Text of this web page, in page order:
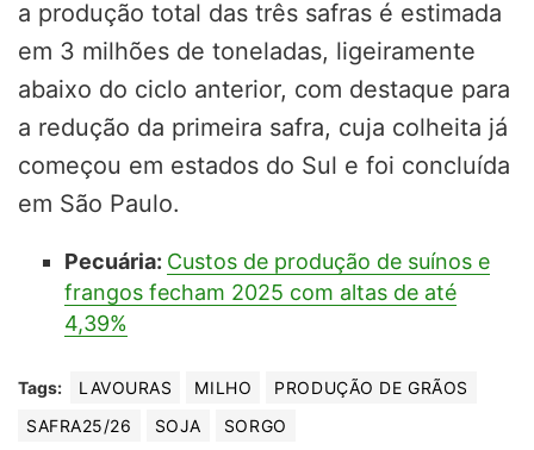
a produção total das três safras é estimada
em 3 milhões de toneladas, ligeiramente
abaixo do ciclo anterior, com destaque para
a redução da primeira safra, cuja colheita já
começou em estados do Sul e foi concluída
em São Paulo.
Pecuária: Custos de produção de suínos e
frangos fecham 2025 com altas de até
4,39%
Tags: LAVOURAS MILHO
PRODUÇÃO DE GRÃOS
SAFRA25/26
SOJA SORGO